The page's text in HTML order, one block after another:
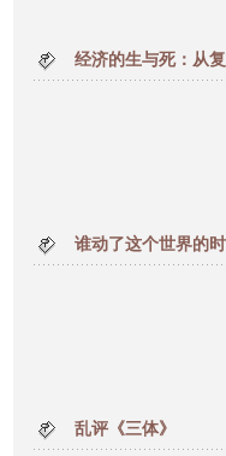
经济的生与死：从
谁动了这个世界的
乱评《三体》